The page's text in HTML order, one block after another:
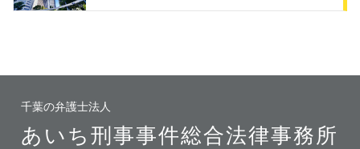
千葉の弁護士法人
あいち刑事事件総合法律事務所